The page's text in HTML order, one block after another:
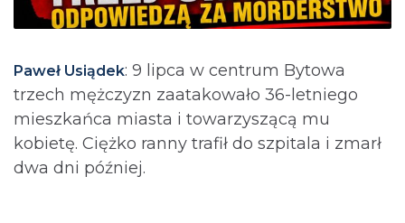
Paweł Usiądek: 9 lipca w centrum Bytowa
trzech mężczyzn zaatakowało 36-letniego
mieszkańca miasta i towarzyszącą mu
kobietę. Ciężko ranny trafił do szpitala i zmarł
dwa dni później.